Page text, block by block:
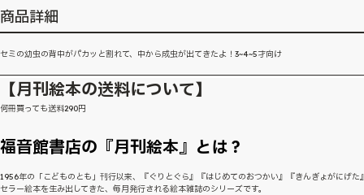
商品詳細
セミの幼虫の背中がパカッと割れて、中から成虫が出てきたよ！3~4~5才向け
【月刊絵本の送料について】
何冊買っても送料290円
福音館書店の『月刊絵本』とは？
1956年の「こどものとも」刊行以来、『ぐりとぐら』『はじめてのおつかい』『きんぎょがにげた
セラー絵本を生み出してきた、毎月発行される絵本雑誌のシリーズです。